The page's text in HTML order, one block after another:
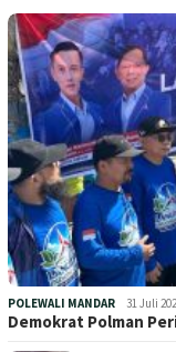
POLEWALI MANDAR 31 Juli
Demokrat Polman